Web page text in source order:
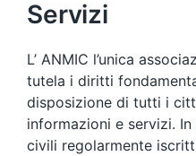
Servizi
L’ ANMIC l’unica
tutela i diritti
disposizione di tutti i
informazioni e servizi.
civili regolarmente